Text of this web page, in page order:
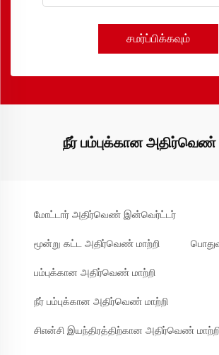
சமர்ப்பிக்கவும்
நீர் பம்புக்கான அதிர்வெண்
மோட்டார் அதிர்வெண் இன்வெர்ட்டர்
மூன்று கட்ட அதிர்வெண் மாற்றி
பம்புக்கான அதிர்வெண் மாற்றி
நீர் பம்புக்கான அதிர்வெண் மாற்றி
சிஎன்சி இயந்திரத்திற்கான அதிர்வெண்